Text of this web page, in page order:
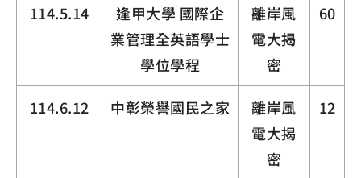
114.5.14
逢甲大學 國際企
業管理全英語學士
學位學程
離岸風
電大揭
密
60
114.6.12 中彰榮譽國民之家
離岸風
電大揭
密
12